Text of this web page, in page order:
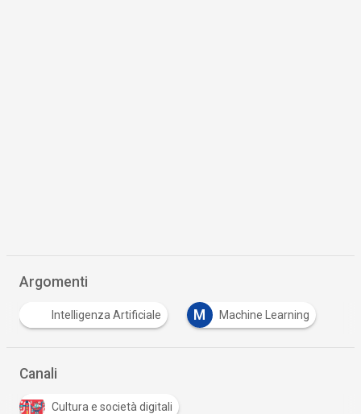
Argomenti
Intelligenza Artificiale M Machine Learning
Canali
Cultura e società digitali